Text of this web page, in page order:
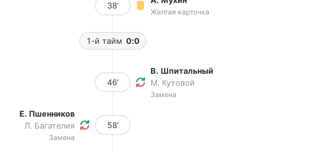
38’
Желтая карточка
1-й тайм 0:0
46’
В. Шпитальный
М. Кутовой
Замена
Е. Пшенников
Л. Багателия
Замена
58’